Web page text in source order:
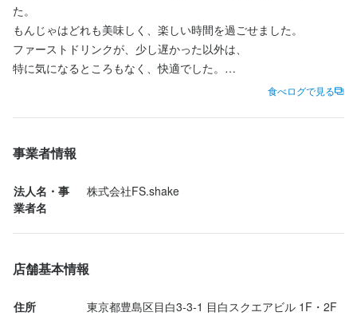
た。
もんじゃはどれも美味しく、楽しい時間を過ごせました。
ファーストドリンクが、少し遅かった以外は、
特に気になるところもなく、快適でした。
食べログで見る
事業者情報
法人名・事
業者名
株式会社FS.shake
店舗基本情報
住所 東京都豊島区目白3-3-1 目白スクエアビル 1F・2F
特徴
履歴書不要 学歴不問 未経験者歓迎 フリーター歓迎
楽しい仲間と一緒にバイトしませんか？
【ホールスタッフ】
願いします！
＼未経験の方も大歓迎！／
サポート体制がしっかりしているので、安心して働けます。